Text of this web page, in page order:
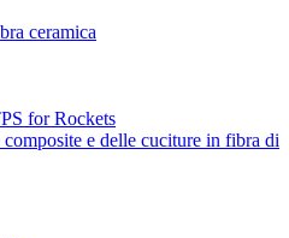
ceramica
e delle cuciture in fibra di